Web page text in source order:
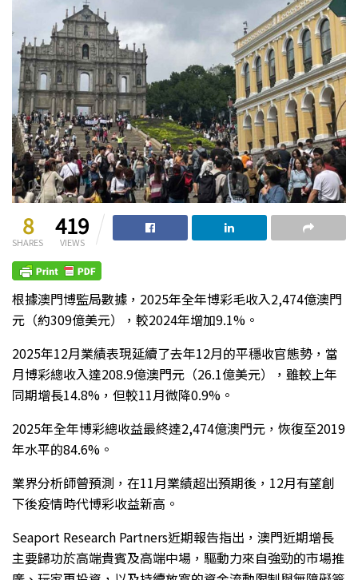
8
SHARES
419
VIEWS
根據澳門博監局數據，2025年全年博彩毛收入2,474億澳門
元（約309億美元），較2024年增加9.1%。
2025年12月業績表現延續了去年12月的平穩收官態勢，當
月博彩總收入達208.9億澳門元（26.1億美元），雖較上年
同期增長14.8%，但較11月微降0.9%。
2025年全年博彩總收益最終達2,474億澳門元，恢復至2019
年水平的84.6%。
業界分析師曾預測，在11月業績超出預期後，12月有望創
下後疫情時代博彩收益新高。
Seaport Research Partners近期報告指出，澳門近期增長
主要歸功於高端貴賓及高端中場，驅動力來自強勁的市場推